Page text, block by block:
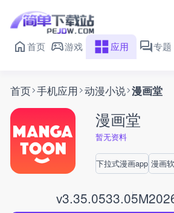
首页 游戏 应用 专题
首页 手机应用 动漫小说 漫画堂
漫画堂
暂无资料
下拉式漫画app 漫画
v3.35.0533.05M